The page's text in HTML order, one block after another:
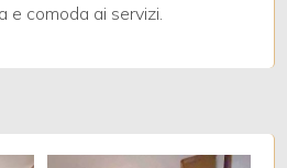
e comoda ai servizi.